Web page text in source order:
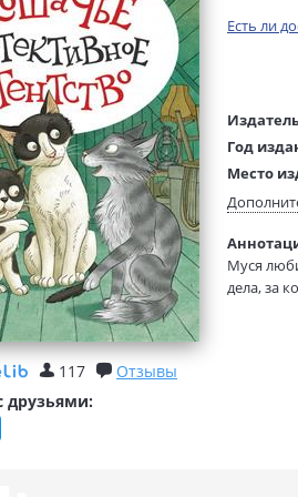
117
Отзывы
друзьями:
Есть ли
Год
Место
Возраст:
Тип
Муся
дела, за